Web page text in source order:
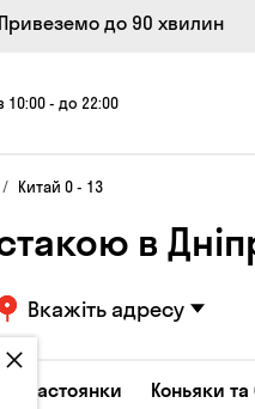
до 90 хвилин
10:00 - до 22:00
Китай 0 - 13
в
Вкажіть адресу
настоянки Коньяки та